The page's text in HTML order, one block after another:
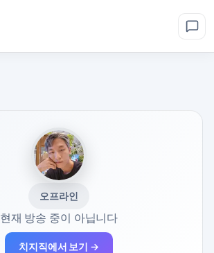
오프라인
현재 방송 중이 아닙니다
치지직에서 보기 →